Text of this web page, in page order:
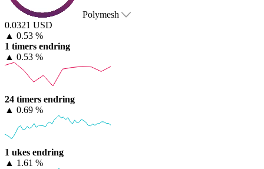
Polymesh
0.0321 USD
▲ 0.53 %
1 timers endring
▲ 0.53 %
24 timers endring
▲ 0.69 %
1 ukes endring
▲ 1.61 %